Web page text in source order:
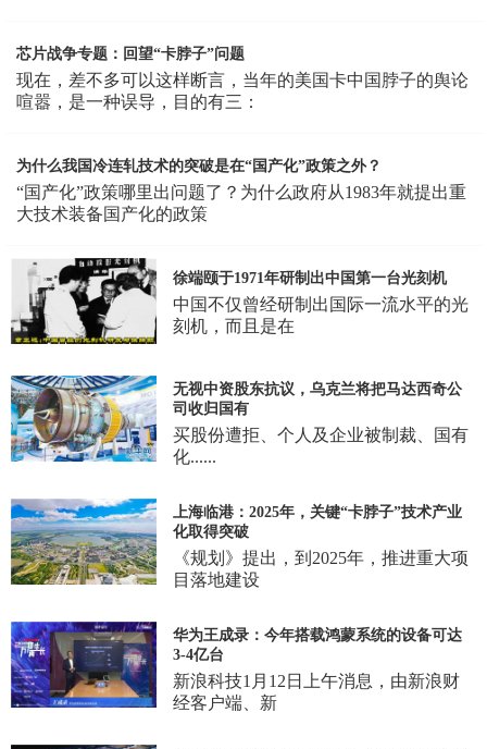
芯片战争专题：回望“卡脖子”问题
现在，差不多可以这样断言，当年的美国卡中国脖子的舆论
喧嚣，是一种误导，目的有三：
为什么我国冷连轧技术的突破是在“国产化”政策之外？
“国产化”政策哪里出问题了？为什么政府从1983年就提出重
大技术装备国产化的政策
徐端颐于1971年研制出中国第一台光刻机
中国不仅曾经研制出国际一流水平的光
刻机，而且是在
无视中资股东抗议，乌克兰将把马达西奇公
司收归国有
买股份遭拒、个人及企业被制裁、国有
化......
上海临港：2025年，关键“卡脖子”技术产业
化取得突破
《规划》提出，到2025年，推进重大项
目落地建设
华为王成录：今年搭载鸿蒙系统的设备可达
3-4亿台
新浪科技1月12日上午消息，由新浪财
经客户端、新